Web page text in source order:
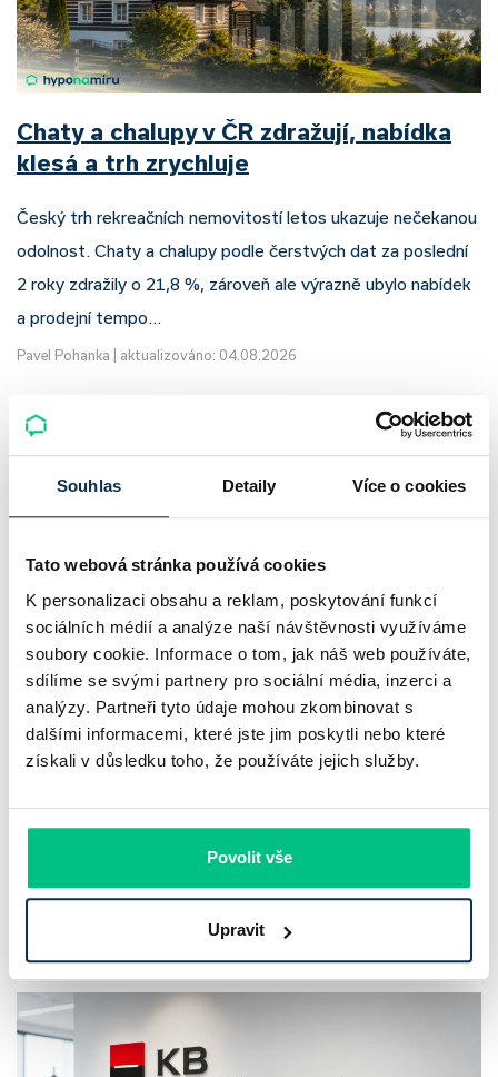
Souhlas Detaily Více o cookies
Tato webová stránka používá cookies
K personalizaci obsahu a reklam, poskytování funkcí
sociálních médií a analýze naší návštěvnosti využíváme
soubory cookie. Informace o tom, jak náš web používáte,
sdílíme se svými partnery pro sociální média, inzerci a
analýzy. Partneři tyto údaje mohou zkombinovat s
dalšími informacemi, které jste jim poskytli nebo které
získali v důsledku toho, že používáte jejich služby.
Povolit vše
Upravit
Chaty a chalupy v ČR zdražují, nabídka
klesá a trh zrychluje
Český trh rekreačních nemovitostí letos ukazuje nečekanou
odolnost. Chaty a chalupy podle čerstvých dat za poslední
2 roky zdražily o 21,8 %, zároveň ale výrazně ubylo nabídek
a prodejní tempo…
Pavel Pohanka aktualizováno: 04.08.2026
UniCredit Bank od 27.7.2026 zdražuje
hypotéky, zatímco Raiffeisenbank
prodloužila slevu do 6.9.2026
růstu. UniCredit Bank od 27.7.2026 zvýšila hypoteční sazby
plošně o 0,1…
aktualizováno: 04.08.2026